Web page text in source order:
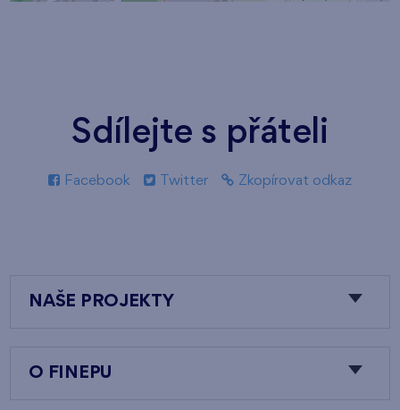
Sdílejte s přáteli
Facebook Twitter Zkopírovat odkaz
NAŠE PROJEKTY
O FINEPU